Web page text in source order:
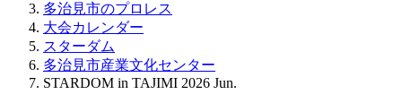
多治見市のプロレス
大会カレンダー
スターダム
多治見市産業文化センター
STARDOM in TAJIMI 2026 Jun.